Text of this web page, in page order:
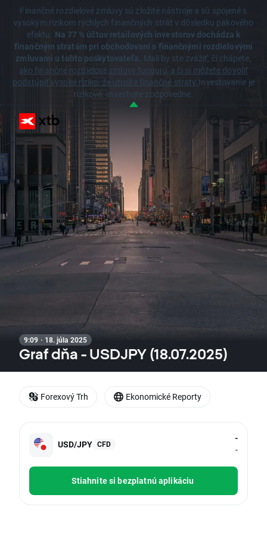
Finančné rozdielové zmluvy sú zložité nástroje a sú spojené s
vysokým rizikom rýchlych finančných strát v dôsledku pákového
efektu. Na 77 % účtov retailových investorov dochádza k
finančným stratám pri obchodovaní s finančnými rozdielovými
zmluvami u tohto poskytovateľa. Mali by ste zvážiť, či chápete,
ako finančné rozdielové zmluvy fungujú, a či si môžete dovoliť
podstúpiť vysoké riziko, že utrpíte finančné straty.Investovanie je
rizikové. Investujte zodpovedne.
9:09 · 18. júla 2025
Graf dňa - USDJPY (18.07.2025)
USD/JPY CFD
-
-
Stiahnite si bezplatnú aplikáciu
Forexový Trh Ekonomické Reporty